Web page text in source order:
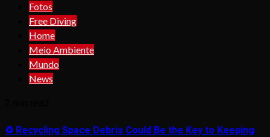
Fotos
Free Diving
Home
Meio Ambiente
Mundo
News
♻️ Recycling Space Debris Could Be the Key to Keeping